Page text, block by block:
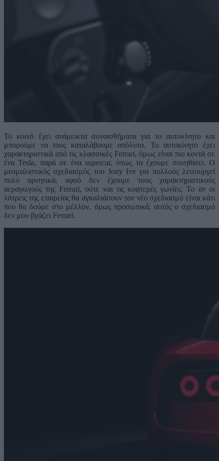
Το κοινό έχει ανάμεικτα συναισθήματα για το αυτοκίνητο και
μπορούμε να τους καταλάβουμε απόλυτα. Το αυτοκίνητο έχει
χαρακτηριστικά από τις κλασσικές Ferrari, όμως είναι πιο κοντά σε
ένα Tesla, παρά σε ένα supercar, όπως τα έχουμε συνηθίσει. Ο
μινιμαλιστικός σχεδιασμός του Jony Ive για πολλούς λειτουργεί
πολύ αρνητικά, αφού δεν έχουμε τους χαρακτηριστικούς
αεραγωγούς της Ferrari, ούτε και τις κοφτερές γωνίες. Το αν οι
λάτρεις της εταιρείας θα αγκαλιάσουν τον νέο σχεδιασμό είναι κάτι
που θα δούμε στο μέλλον, όμως προσωπικά, αυτός ο σχεδιασμό
δεν μου βγάζει Ferrari.